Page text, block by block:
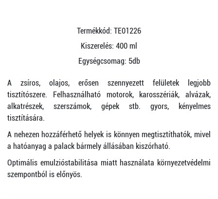
Termékkód: TE01226
Kiszerelés: 400 ml
Egységcsomag: 5db
A zsíros, olajos, erősen szennyezett felületek legjobb
tisztítószere. Felhasználható motorok, karosszériák, alvázak,
alkatrészek, szerszámok, gépek stb. gyors, kényelmes
tisztítására.
A nehezen hozzáférhető helyek is könnyen megtisztíthatók, mivel
a hatóanyag a palack bármely állásában kiszórható.
Optimális emulzióstabilitása miatt használata környezetvédelmi
szempontból is előnyös.